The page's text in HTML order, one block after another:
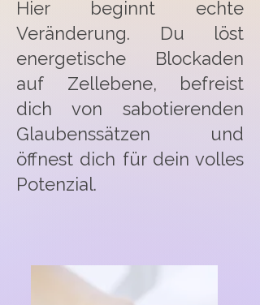
Hier beginnt echte
Veränderung. Du löst
energetische Blockaden
auf Zellebene, befreist
dich von sabotierenden
Glaubenssätzen und
öffnest dich für dein volles
Potenzial.